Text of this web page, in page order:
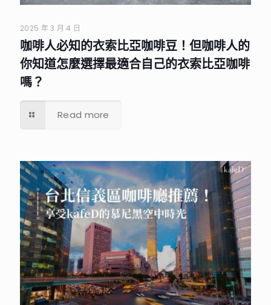
2025 年 3 月 4 日
咖啡人必知的衣索比亞咖啡豆！但咖啡人的
你知道怎麼選擇最適合自己的衣索比亞咖啡
嗎？
Read more